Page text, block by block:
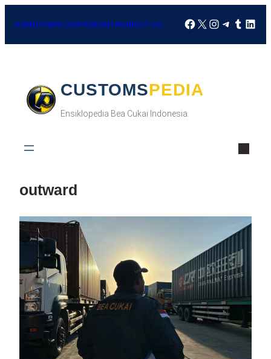
HOMEDOWNLOADFAQKONTAKABOUT US
CUSTOMSPEDIA
Ensiklopedia Bea Cukai Indonesia.
outward